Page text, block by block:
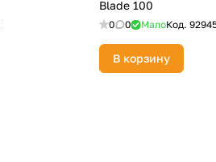
Blade 100
0 0 МалоКод.
В корзину